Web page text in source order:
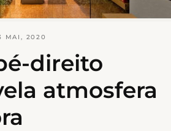
MAI, 2020
direito
atmosfera